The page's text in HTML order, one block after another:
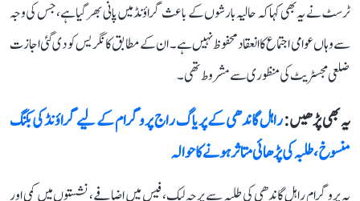
ٹرسٹ نے یہ بھی کہا کہ حالیہ بارشوں کے باعث گراؤنڈ میں پانی بھر گیا ہے، جس کی وجہ
سے وہاں عوامی اجتماع کا انعقاد محفوظ نہیں ہے۔ ان کے مطابق کانگریس کو دی گئی اجازت
ضلعی مجسٹریٹ کی منظوری سے مشروط تھی۔
یہ بھی پڑھیں :راہل گاندھی کے پریاگ راج پروگرام کے لیے گراؤنڈ کی بکنگ
منسوخ، طلبہ کی پڑھائی متاثر ہونے کا حوالہ
یہ پروگرام راہل گاندھی کی طلبہ سے پرچہ لیک، فیس میں اضافے، نشستوں میں کمی اور